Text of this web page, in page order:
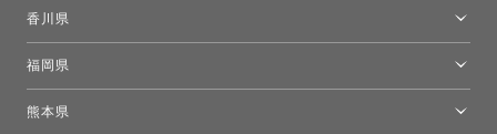
香川県
福岡県
熊本県